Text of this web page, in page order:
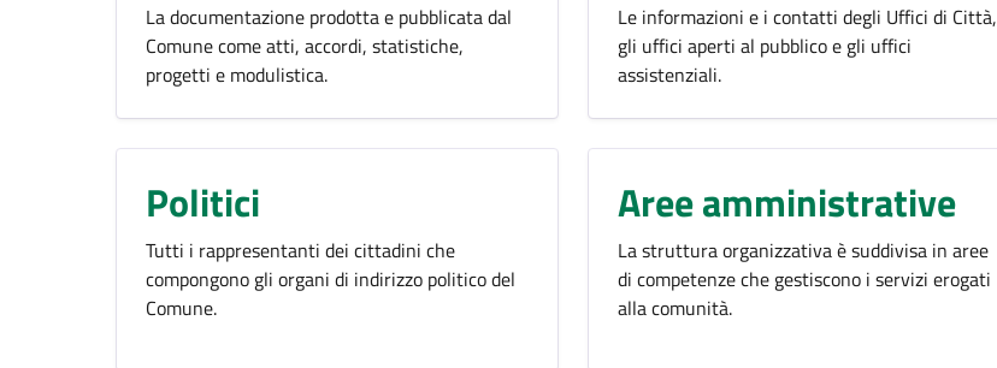
La documentazione prodotta e pubblicata dal
Comune come atti, accordi, statistiche,
progetti e modulistica.
Le informazioni e i contatti degli Uffici di Città,
gli uffici aperti al pubblico e gli uffici
assistenziali.
Politici
Tutti i rappresentanti dei cittadini che
compongono gli organi di indirizzo politico del
Comune.
Aree amministrative
La struttura organizzativa è suddivisa in aree
di competenze che gestiscono i servizi erogati
alla comunità.